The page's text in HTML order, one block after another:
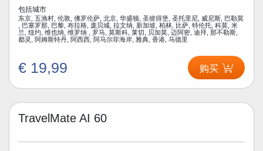
包括城市
东京, 五渔村, 伦敦, 佛罗伦萨, 北京, 华盛顿, 圣彼得堡, 圣托里尼, 威尼斯, 巴勒莫
, 巴塞罗那, 巴黎, 布拉格, 庞贝城, 拉文纳, 新加坡, 柏林, 比萨, 特伦托, 科莫, 米
兰, 纽约, 维也纳, 维罗纳 , 罗马, 莫斯科, 莱切, 贝加莫, 迈阿密, 迪拜, 那不勒斯,
都灵, 阿姆斯特丹, 阿西西, 阿马尔菲海岸, 雅典, 香港, 马德里
€ 19,99 购买
TravelMate AI 60